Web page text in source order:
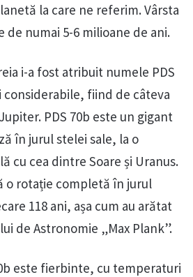
la care ne referim. Vârsta
de numai 5-6 milioane de ani.
i-a fost atribuit numele PDS
considerabile, fiind de câteva
PDS 70b este un gigant
în jurul stelei sale, la o
cu cea dintre Soare și Uranus.
o rotație completă în jurul
118 ani, așa cum au arătat
de Astronomie „Max Plank”.
este fierbinte, cu temperaturi